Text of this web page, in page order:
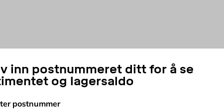
inn postnummeret ditt for å se
og lagersaldo
postnummer